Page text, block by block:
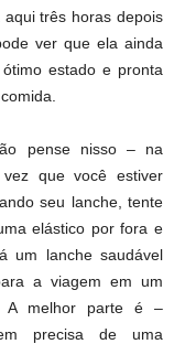
aqui três horas depois
ver que ela ainda
estado e pronta
pense nisso – na
vez que você estiver
seu lanche, tente
elástico por fora e
um lanche saudável
a viagem em um
A melhor parte é –
precisa de uma